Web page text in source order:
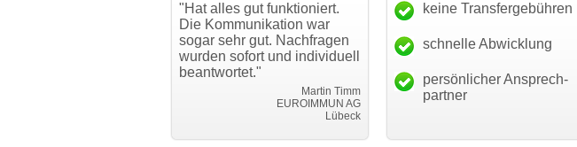
"Hat alles gut funktioniert.
Die Kommunikation war
sogar sehr gut. Nachfragen
wurden sofort und individuell
beantwortet."
Martin Timm
EUROIMMUN AG
Lübeck
"Danke für den schnellen
Transfer und guten Service!"
Thomas Schäfer
i can eckert communication GmbH
keine Transfergebühren
schnelle Abwicklung
persönlicher Ansprech-
partner